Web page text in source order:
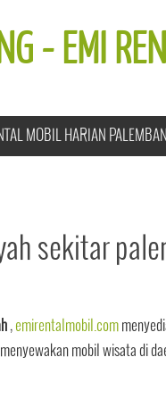
- EMI
MOBIL HARIAN
sekitar
, emirentalmobil.com
mobil wisata di